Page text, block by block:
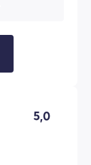
5,0